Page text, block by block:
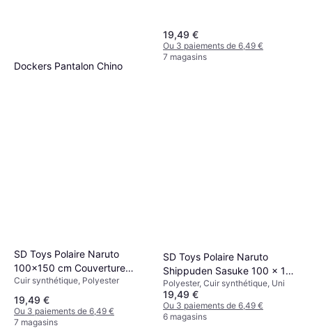
Dockers Pantalon Chino
19,49 €
Ou 3 paiements de 6,49 €
7 magasins
SD Toys Polaire Naruto
100x150 cm Couverture
Multicolore, Orange
(150x100cm)
Cuir synthétique, Polyester
19,49 €
Ou 3 paiements de 6,49 €
7 magasins
SD Toys Polaire Naruto
Shippuden Sasuke 100 x 150
cm Couverture Blanc,
Multicolore
Polyester, Cuir synthétique, Uni
19,49 €
Ou 3 paiements de 6,49 €
6 magasins